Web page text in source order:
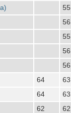
56
56
56
64
63
64 63
62
62